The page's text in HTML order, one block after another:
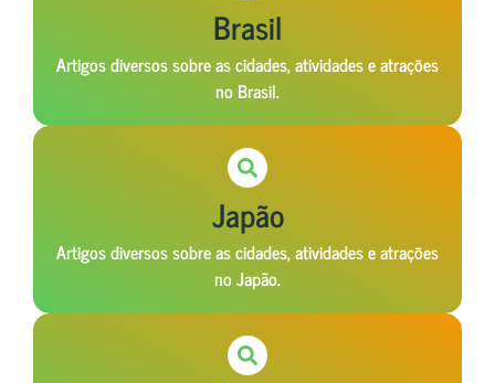
Brasil
Artigos diversos sobre as cidades, atividades e atrações
no Brasil.
Japão
Artigos diversos sobre as cidades, atividades e atrações
no Japão.